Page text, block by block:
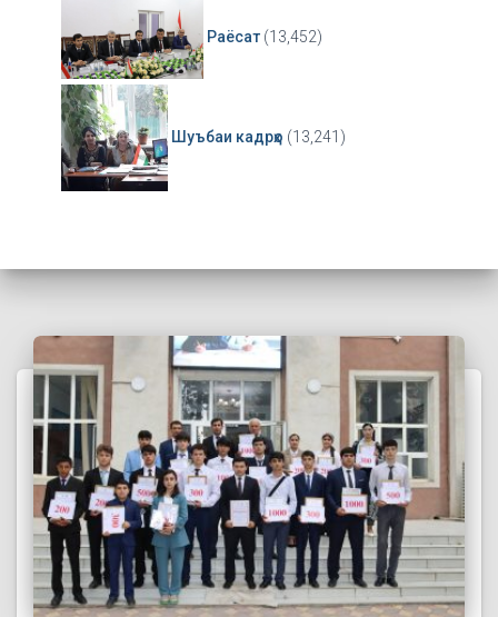
Раёсат (13,452)
Шуъбаи кадрҳо (13,241)